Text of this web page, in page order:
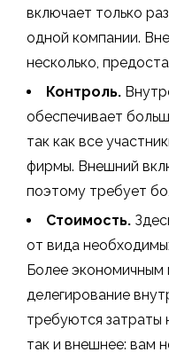
включает только
одной компании.
несколько,
Контроль.
обеспечивает
так как все
фирмы. Внешний
поэтому требует
Стоимость.
от вида
Более экономичным
делегирование
требуются затраты
так и внешнее: вам